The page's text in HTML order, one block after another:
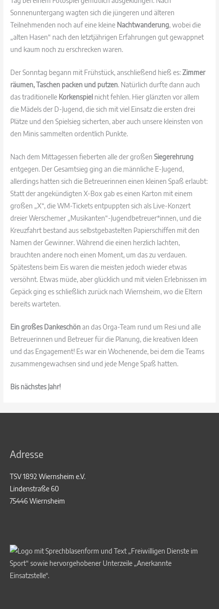
Sonnenuntergang wagten sich die jüngeren und älteren
Teilnehmenden noch auf eine kleine Nachtwanderung, wobei die
„alten Hasen“ nach den letztjährigen Erfahrungen gut gewappnet
und kaum noch zu erschrecken waren.
Der Sonntag begann mit Frühstück, anschließend hieß es:Zimmer
räumen, Taschen packen und putzen. Natürlich durfte dann auch
das traditionelle Korkenspiel nicht fehlen. Hier glänzten vor allem
die Mädels der D-Jugend, die sich mit viel Einsatz die ersten drei
Plätze und den Spielsieg sicherten, aber auch unsere kleinsten von
den Minis sammelten ordentlich Punkte.
Nach dem Mittagessen fieberten alle der großenSiegerehrung
entgegen. Der Gesamtsieg ging an die männliche E-Jugend,
allerdings hatten sich die Betreuerinnen einen kleinen Spaß erlaubt:
Statt der angekündigten X-Box gab es einen Karton mit einem
großen „X“, die WM-Tickets entpuppten sich als Live-Konzert
dreier Werschemer „Musikanten“-Jugendbetreuer*innen, und die
Kreuzfahrt bestand aus selbstgebastelten Papierschiffen mit den
Namen der Gewinner. Während die einen herzlich lachten,
brauchten andere noch einen Moment, um das zu verdauen.
Spätestens beim Eis waren die meisten jedoch wieder etwas
versöhnt. Etwas müde, aber glücklich und mit vielen Erlebnissen im
Gepäck ging es schließlich zurück nach Wiernsheim, wo die Eltern
bereits warteten.
Ein großes Dankeschönan das Orga-Team rund um Resi und alle
Betreuerinnen und Betreuer für die Planung, die kreativen Ideen
und das Engagement! Es war ein Wochenende, bei dem die Teams
zusammengewachsen sind und jede Menge Spaß hatten.
Bis nächstes Jahr!
Adresse
TSV 1892 Wiernsheim e.V.
Lindenstraße 60
75446 Wiernsheim